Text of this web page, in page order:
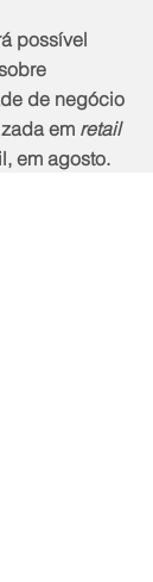
possível
de negócio
em retail
em agosto.